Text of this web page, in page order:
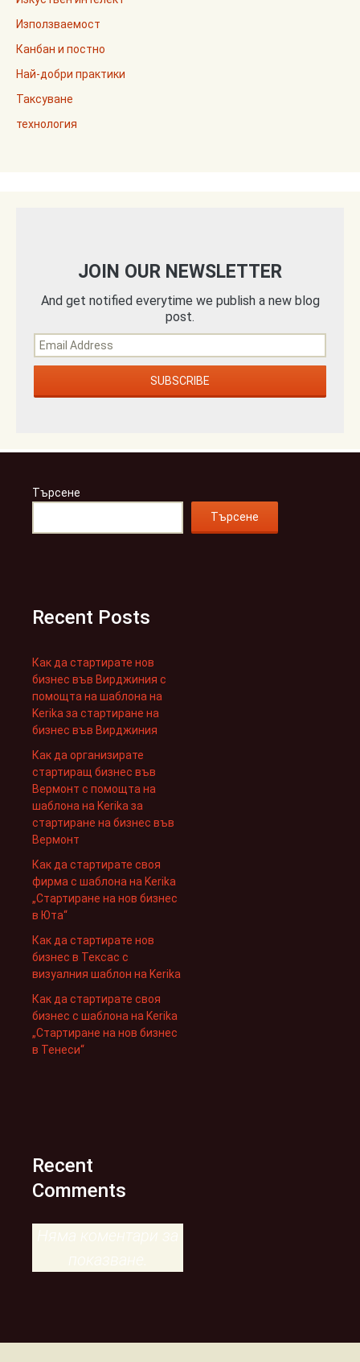
Използваемост
Канбан и постно
Най-добри практики
Таксуване
технология
JOIN OUR NEWSLETTER
And get notified everytime we publish a new blog
post.
Търсене
Търсене
Recent Posts
Как да стартирате нов
бизнес във Вирджиния с
помощта на шаблона на
Kerika за стартиране на
бизнес във Вирджиния
Как да организирате
стартиращ бизнес във
Вермонт с помощта на
шаблона на Kerika за
стартиране на бизнес във
Вермонт
Как да стартирате своя
фирма с шаблона на Kerika
„Стартиране на нов бизнес
в Юта“
Как да стартирате нов
бизнес в Тексас с
визуалния шаблон на Kerika
Как да стартирате своя
бизнес с шаблона на Kerika
„Стартиране на нов бизнес
в Тенеси“
Recent
Comments
Няма коментари за
показване.